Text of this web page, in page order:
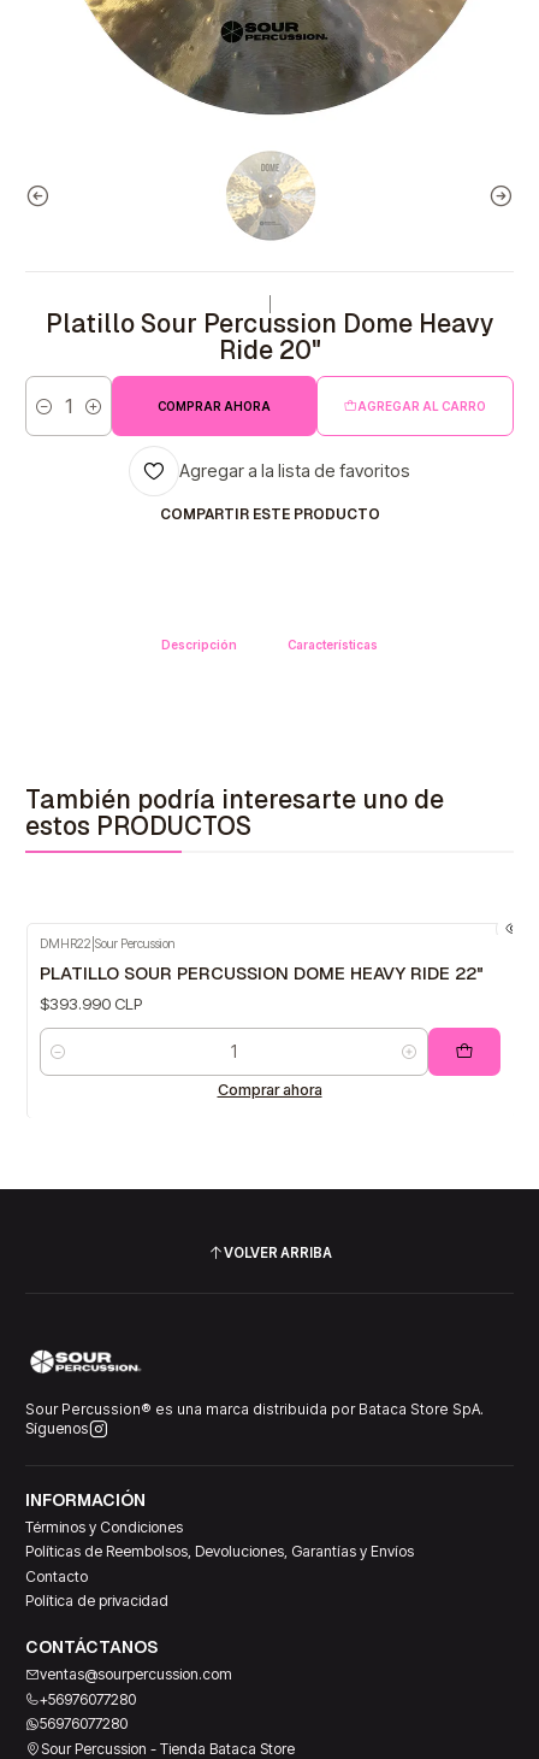
Platillo Sour Percussion Dome Heavy
Ride 20"
Cantidad
AGREGAR AL CARRO
COMPRAR AHORA
Agregar a la lista de favoritos
COMPARTIR ESTE PRODUCTO
Descripción Características
También podría interesarte uno de
estos PRODUCTOS
DMHR22 Sour Percussion
PLATILLO SOUR PERCUSSION DOME HEAVY RIDE 22"
$393.990 CLP
Cantidad
Comprar ahora
VOLVER ARRIBA
Sour Percussion® es una marca distribuida por Bataca Store SpA.
Síguenos
INFORMACIÓN
Términos y Condiciones
Políticas de Reembolsos, Devoluciones, Garantías y Envíos
Contacto
Política de privacidad
CONTÁCTANOS
ventas@sourpercussion.com
+56976077280
56976077280
Sour Percussion - Tienda Bataca Store